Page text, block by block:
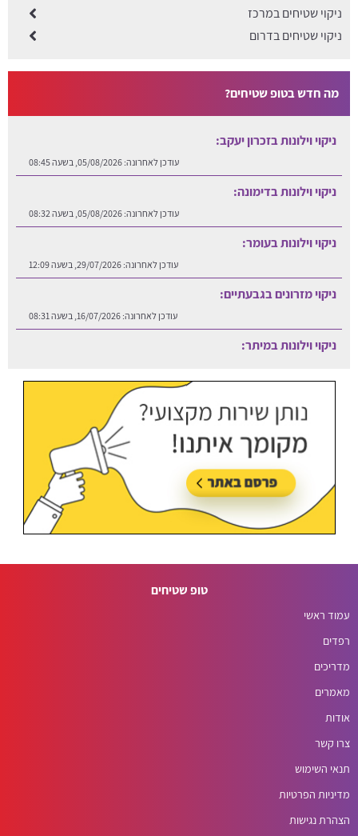
ניקוי שטיחים במרכז
ניקוי שטיחים בדרום
מה חדש בטופ שטיחים?
ניקוי וילונות בדימונה:
עודכן לאחרונה: 05/08/2026, בשעה 08:32
ניקוי וילונות בעומר:
עודכן לאחרונה:29/07/2026, בשעה 12:09
ניקוי מזרונים בגבעתיים:
עודכן לאחרונה:16/07/2026, בשעה 08:31
ניקוי וילונות במיתר:
עודכן לאחרונה: 06/08/2026, בשעה 12:25
ניקוי וילונות בזכרון יעקב:
טופ שטיחים
עמוד ראשי
רפדים
מדריכים
מאמרים
אודות
צרו קשר
תנאי השימוש
מדיניות הפרטיות
הצהרת נגישות